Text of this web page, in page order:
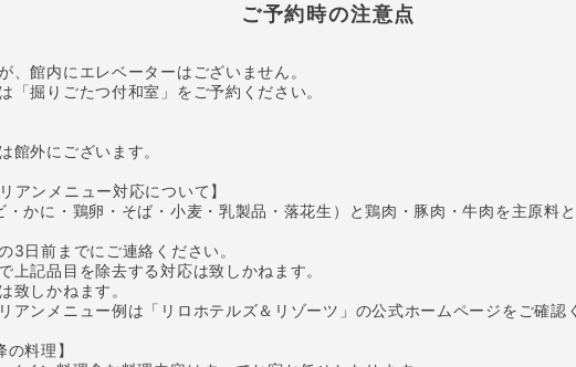
ご予約時の注意点
、館内にエレベーターはございません。
「掘りごたつ付和室」をご予約ください。
館外にございます。
ンメニュー対応について】
・かに・鶏卵・そば・小麦・乳製品・落花生）と鶏肉・豚肉・牛肉を主原料
3日前までにご連絡ください。
上記品目を除去する対応は致しかねます。
致しかねます。
アンメニュー例は「リロホテルズ＆リゾーツ」の公式ホームページをご確認
料理】